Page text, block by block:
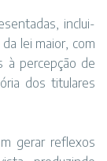
inclui-
lei maior, com
à percepção de
dos titulares
gerar reflexos